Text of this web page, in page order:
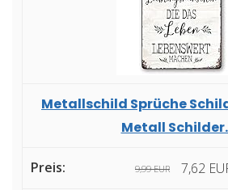
Metallschild Sprüche
Metall
9,99 EUR 7,62